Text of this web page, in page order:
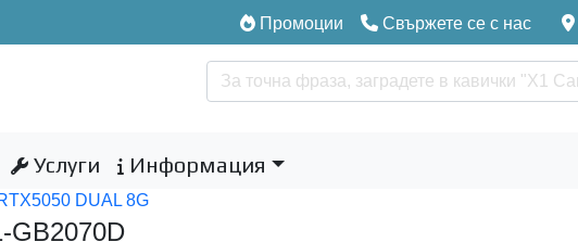
Промоции Свържете се с нас
Услуги Информация
DUAL 8G
GB2070D